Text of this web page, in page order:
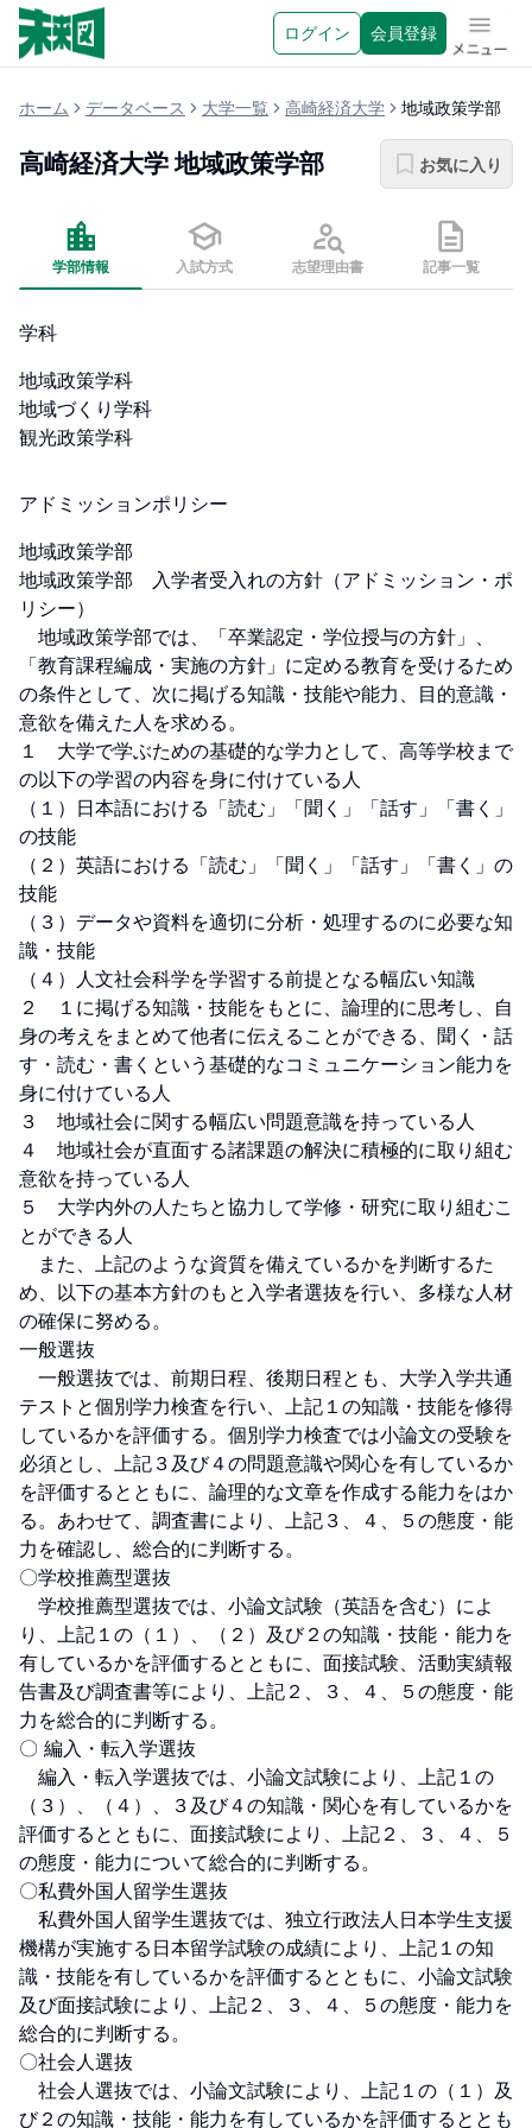
ログイン 会員登録 メニュ
ホーム データベース 大学一覧 高崎経済大学 地域政策学部
高崎経済大学 地域政策学部 お気に入り
学部情報 入試方式 志望理由書 記事一覧
学科
地域政策学科
地域づくり学科
観光政策学科
アドミッションポリシー
地域政策学部
地域政策学部　入学者受入れの方針（アドミッション・ポ
リシー）
地域政策学部では、「卒業認定・学位授与の方針」、
「教育課程編成・実施の方針」に定める教育を受けるため
の条件として、次に掲げる知識・技能や能力、目的意識・
意欲を備えた人を求める。
１　大学で学ぶための基礎的な学力として、高等学校まで
の以下の学習の内容を身に付けている人
（１）日本語における「読む」「聞く」「話す」「書く」
の技能
（２）英語における「読む」「聞く」「話す」「書く」の
技能
（３）データや資料を適切に分析・処理するのに必要な知
識・技能
（４）人文社会科学を学習する前提となる幅広い知識
２　１に掲げる知識・技能をもとに、論理的に思考し、自
身の考えをまとめて他者に伝えることができる、聞く・話
す・読む・書くという基礎的なコミュニケーション能力を
身に付けている人
３　地域社会に関する幅広い問題意識を持っている人
４　地域社会が直面する諸課題の解決に積極的に取り組む
意欲を持っている人
５　大学内外の人たちと協力して学修・研究に取り組むこ
とができる人
また、上記のような資質を備えているかを判断するた
め、以下の基本方針のもと入学者選抜を行い、多様な人材
の確保に努める。
一般選抜
一般選抜では、前期日程、後期日程とも、大学入学共通
テストと個別学力検査を行い、上記１の知識・技能を修得
しているかを評価する。個別学力検査では小論文の受験を
必須とし、上記３及び４の問題意識や関心を有しているか
を評価するとともに、論理的な文章を作成する能力をはか
る。あわせて、調査書により、上記３、４、５の態度・能
力を確認し、総合的に判断する。
〇学校推薦型選抜
学校推薦型選抜では、小論文試験（英語を含む）によ
り、上記１の（１）、（２）及び２の知識・技能・能力を
有しているかを評価するとともに、面接試験、活動実績報
告書及び調査書等により、上記２、３、４、５の態度・能
力を総合的に判断する。
〇 編入・転入学選抜
編入・転入学選抜では、小論文試験により、上記１の
（３）、（４）、３及び４の知識・関心を有しているかを
評価するとともに、面接試験により、上記２、３、４、５
の態度・能力について総合的に判断する。
〇私費外国人留学生選抜
私費外国人留学生選抜では、独立行政法人日本学生支援
機構が実施する日本留学試験の成績により、上記１の知
識・技能を有しているかを評価するとともに、小論文試験
及び面接試験により、上記２、３、４、５の態度・能力を
総合的に判断する。
〇社会人選抜
社会人選抜では、小論文試験により、上記１の（１）及
び２の知識・技能・能力を有しているかを評価するととも